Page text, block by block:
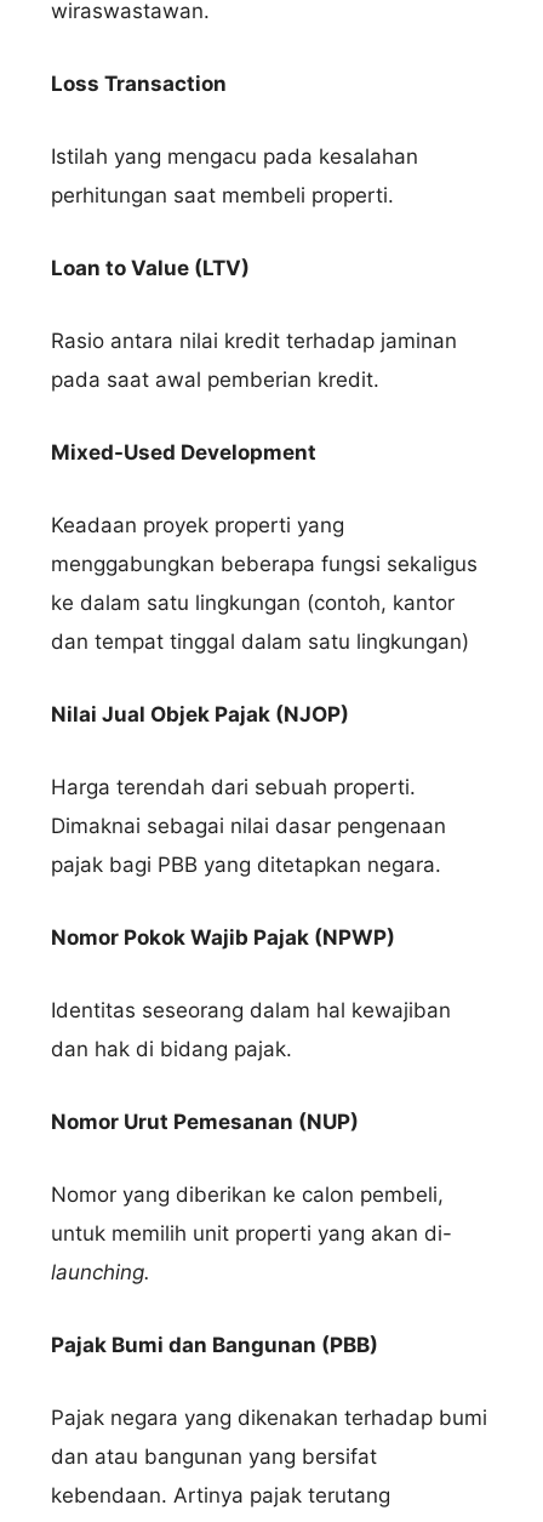
wiraswastawan.
Loss Transaction
Istilah yang mengacu pada kesalahan
perhitungan saat membeli properti.
Loan to Value (LTV)
Rasio antara nilai kredit terhadap jaminan
pada saat awal pemberian kredit.
Mixed-Used Development
Keadaan proyek properti yang
menggabungkan beberapa fungsi sekaligus
ke dalam satu lingkungan (contoh, kantor
dan tempat tinggal dalam satu lingkungan)
Nilai Jual Objek Pajak (NJOP)
Harga terendah dari sebuah properti.
Dimaknai sebagai nilai dasar pengenaan
pajak bagi PBB yang ditetapkan negara.
Nomor Pokok Wajib Pajak (NPWP)
Identitas seseorang dalam hal kewajiban
dan hak di bidang pajak.
Nomor Urut Pemesanan (NUP)
Nomor yang diberikan ke calon pembeli,
untuk memilih unit properti yang akan di-
launching.
Pajak Bumi dan Bangunan (PBB)
Pajak negara yang dikenakan terhadap bumi
dan atau bangunan yang bersifat
kebendaan. Artinya pajak terutang